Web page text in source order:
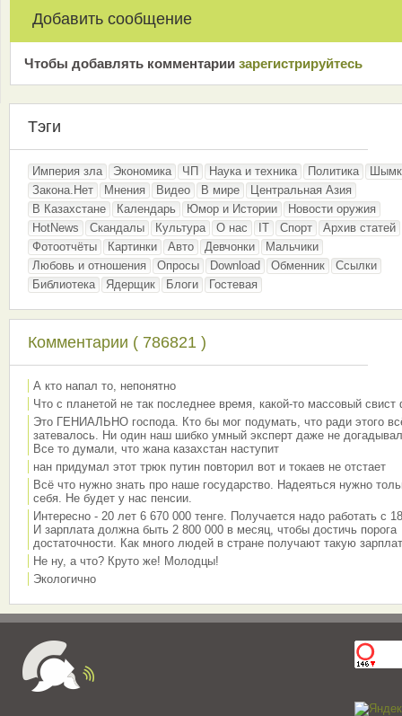
Добавить сообщение
Чтобы добавлять комментарии зарeгиcтрирyйтeсь
Тэги
Империя зла Экономика ЧП Наука и техника Политика
Закона.Нет
Мнения Видео В мире
Центральная Азия
В Казахстане
Календарь Юмор и Истории
Новости оружия
HotNews
Скандалы Культура О нас IT Спорт
Архив статей
Фотоотчёты
Картинки Авто Девчонки
Мальчики
Любовь и отношения
Опросы Download Обменник
Ссылки
Библиотека
Ядерщик Блоги Гостевая
Комментарии ( 786821 )
А кто напал то, непонятно
Что с планетой не так последнее время, какой-то массовый свист
Это ГЕНИАЛЬНО господа. Кто бы мог подумать, что ради этого
затевалось. Ни один наш шибко умный эксперт даже не
Все то думали, что жана казахстан наступит
нан придумал этот трюк путин повторил вот и токаев не отстает
Всё что нужно знать про наше государство. Надеяться нужно
себя. Не будет у нас пенсии.
Интересно - 20 лет 6 670 000 тенге. Получается надо работать с
И зарплата должна быть 2 800 000 в месяц, чтобы достичь порога
достаточности. Как много людей в стране получают такую
Не ну, а что? Круто же! Молодцы!
Экологично